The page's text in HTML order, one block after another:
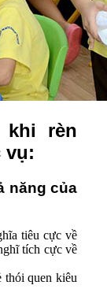
khi rèn
vụ:
năng của
tiêu cực về
tích cực về
thói quen kiêu